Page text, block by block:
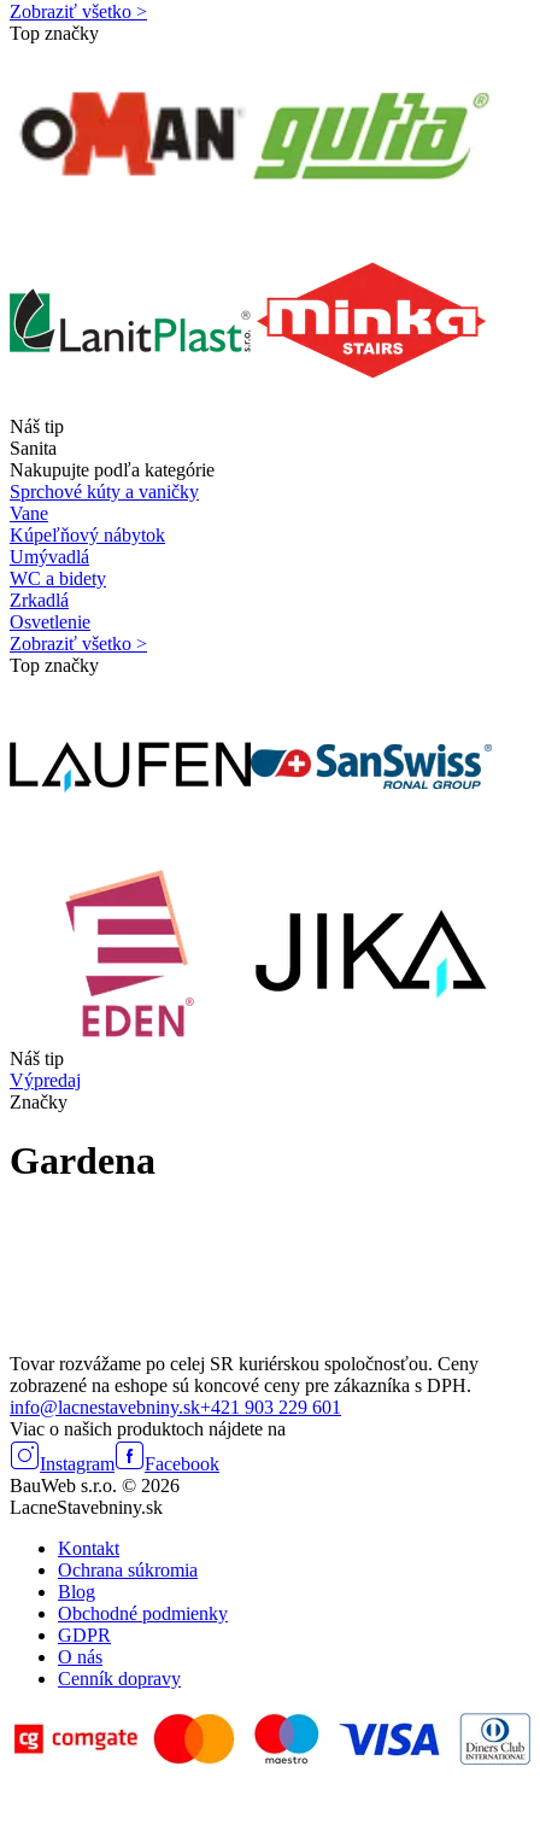
Zobraziť všetko >
Top značky
Náš tip
Sanita
Nakupujte podľa kategórie
Sprchové kúty a vaničky
Vane
Kúpeľňový nábytok
Umývadlá
WC a bidety
Zrkadlá
Osvetlenie
Zobraziť všetko >
Top značky
Náš tip
Výpredaj
Značky
Gardena
Tovar rozvážame po celej SR kuriérskou spoločnosťou. Ceny
zobrazené na eshope sú koncové ceny pre zákazníka s DPH.
info@lacnestavebniny.sk+421 903 229 601
Viac o našich produktoch nájdete na
Instagram
Facebook
BauWeb s.r.o. © 2026
LacneStavebniny.sk
Kontakt
Ochrana súkromia
Blog
Obchodné podmienky
GDPR
O nás
Cenník dopravy